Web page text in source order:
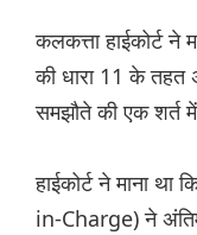
कलकत्ता हाईकोर्ट
की धारा 11 के तहत
समझौते की एक शर्त
हाईकोर्ट ने माना
in-Charge) ने